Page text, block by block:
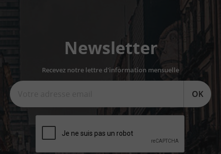
Newsletter
Recevez notre lettre d'information mensuelle
OK